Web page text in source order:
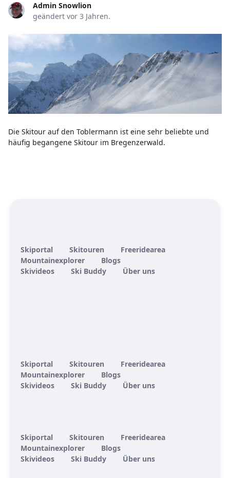
Admin Snowlion
geändert vor 3 Jahren.
Die Skitour auf den Toblermann ist eine sehr beliebte und
häufig begangene Skitour im Bregenzerwald.
Skiportal Skitouren
Freeridearea
Mountainexplorer
Blogs
Skivideos
Ski Buddy Über uns
Skiportal Skitouren
Freeridearea
Mountainexplorer
Blogs
Skivideos
Ski Buddy Über uns
Skiportal Skitouren
Freeridearea
Mountainexplorer
Blogs
Skivideos
Ski Buddy Über uns